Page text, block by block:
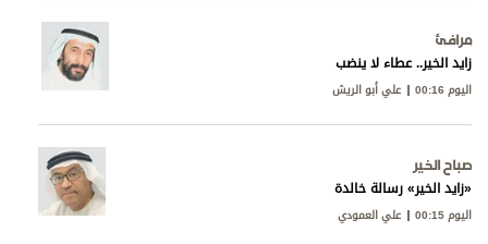
مرافئ
زايد الخير.. عطاء لا ينضب
اليوم 00:16 علي أبو الريش
صباح الخير
«زايد الخير» رسالة خالدة
اليوم 00:15 علي العمودي